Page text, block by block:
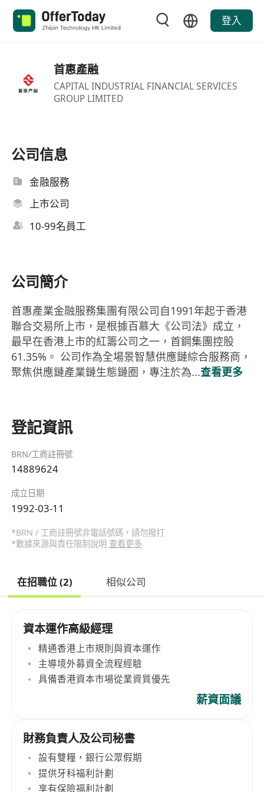
登入
首惠產融
CAPITAL INDUSTRIAL FINANCIAL SERVICES
GROUP LIMITED
公司信息
金融服務
上市公司
10-99名員工
公司簡介
首惠產業金融服務集團有限公司自1991年起于香港
聯合交易所上市，是根據百慕大《公司法》成立，
最早在香港上市的紅籌公司之一，首鋼集團控股
61.35%。 公司作為全場景智慧供應鏈綜合服務商，
聚焦供應鏈產業鏈生態鏈圈，專注於為...查看更多
登記資訊
BRN/工商註冊號
14889624
成立日期
1992-03-11
*BRN / 工商註冊號非電話號碼，請勿撥打
*數據來源與責任限制說明 查看更多
在招職位 (2) 相似公司
資本運作高級經理
精通香港上市規則與資本運作
主導境外募資全流程經驗
具備香港資本市場從業資質優先
薪資面議
財務負責人及公司秘書
設有雙糧，銀行公眾假期
提供牙科福利計劃
享有保險福利計劃